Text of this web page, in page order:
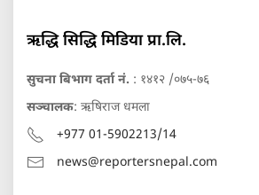
ऋद्धि सिद्धि मिडिया प्रा.लि.
सुचना बिभाग दर्ता नं. : १४१२ /०७५-७६
सञ्चालक: ऋषिराज धमला
+977 01-5902213/14
news@reportersnepal.com